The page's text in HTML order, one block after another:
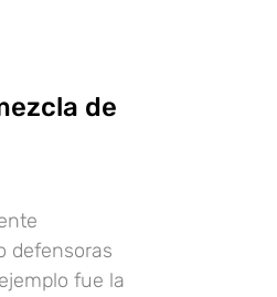
de
defensoras
fue la